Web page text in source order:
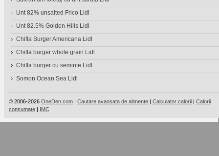
Unt 82% unsalted Frico Lidl
Unt 82.5% Golden Hills Lidl
Chifla Burger Americana Lidl
Chifla burger whole grain Lidl
Chifla burger cu seminte Lidl
Somon Ocean Sea Lidl
© 2006-2026 OneDen.com | Cautare avansata de alimente | Calculator calorii | Calorii
consumate | IMC